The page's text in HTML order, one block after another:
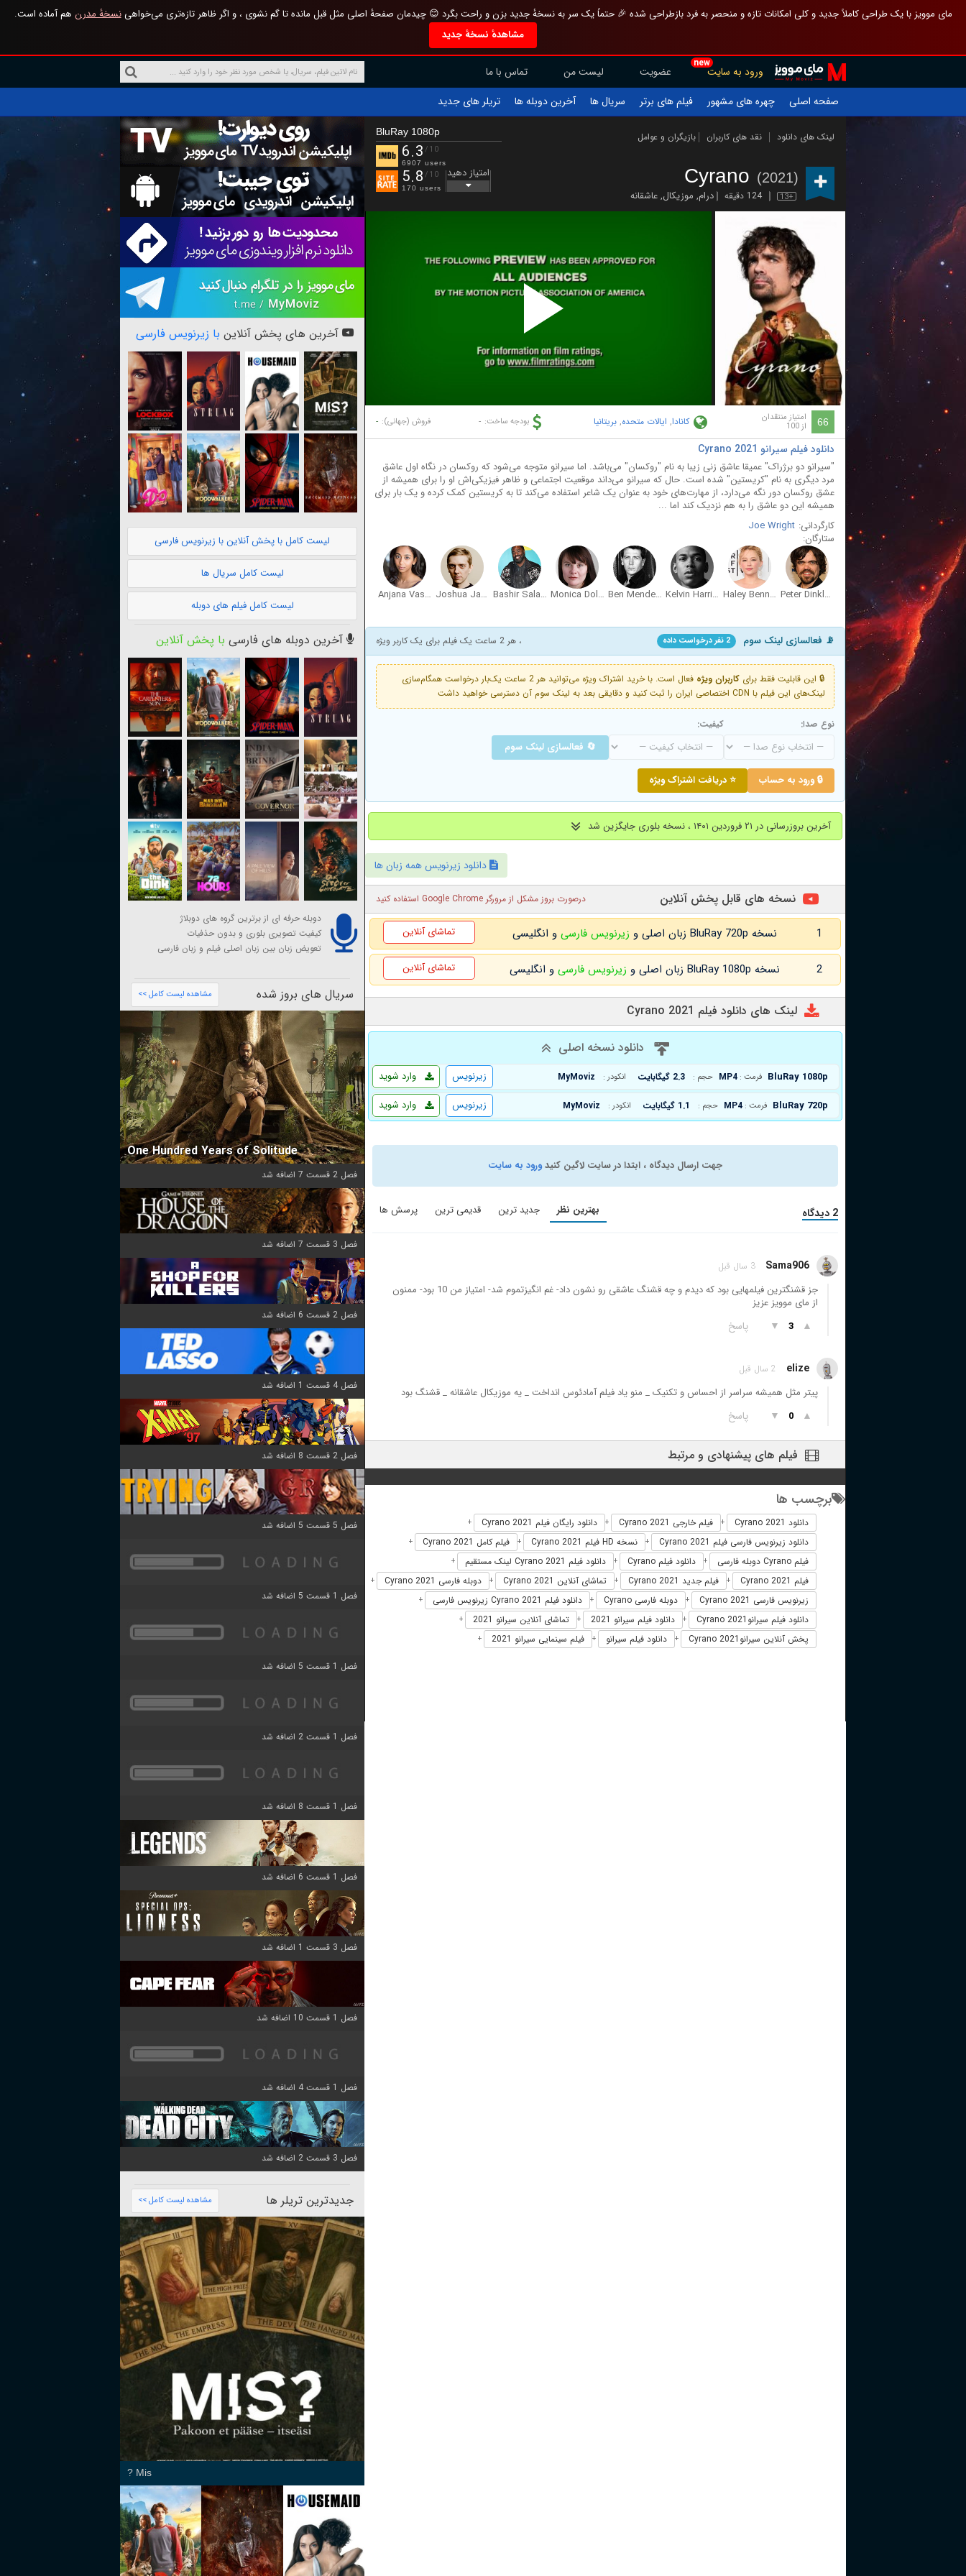
مای موویز با یک طراحی کاملاً جدید و کلی امکانات تازه و منحصر به فرد بازطراحی شده 🎉 حتماً یک سر به نسخهٔ جدید بزن و راحت بگرد 😊 چیدمان صفحهٔ اصلی مثل قبل مانده تا گم نشوی ، و اگر ظاهر تازه‌تری می‌خواهینسخهٔ مدرن هم آماده است.
مشاهدهٔ نسخهٔ جدید
new
ورود به سایت عضویت لیست من
تماس با ما
صفحه اصلی
چهره های مشهور فیلم های برتر سریال ها آخرین دوبله ها تریلر های جدید
لینک های دانلود نقد های کاربران بازیگران و عوامل
Cyrano (2021)
13+ 124 دقیقه درام, موزیکال,عاشقانه
BluRay 1080p
6.3 /10
6907 users
5.8 /10
170 users
امتیاز دهید
Play
Video
66 امتیاز منتقدان
از 100 کانادا, ایالات متحده,بریتانیا بودجه ساخت: - فروش (جهانی): -
دانلود فیلم سیرانو Cyrano 2021
"سیرانو دو برژراک" عمیقا عاشق زنی زیبا به نام "روکسان" می‌باشد. اما سیرانو متوجه می‌شود که روکسان در نگاه اول عاشق
مرد دیگری به نام "کریستین" شده است. حال که سیرانو می‌داند موقعیت اجتماعی و ظاهر فیزیکی‌اش او را برای همیشه از
عشق روکسان دور نگه می‌دارد، از مهارت‌های خود به عنوان یک شاعر استفاده می‌کند تا به کریستین کمک کرده و یک بار برای
همیشه این دو عاشق را به هم نزدیک کند اما ...
کارگردانی: Joe Wright
ستارگان:
Peter Dinklage
Haley Bennett
Kelvin Harrison Jr.
Ben Mendelsohn
Monica Dolan
Bashir Salahuddin
Joshua James
Anjana Vasan
📡 فعالسازی لینک سوم 2 نفر درخواست داده ، هر 2 ساعت یک فیلم برای یک کاربر ویژه
🔒 این قابلیت فقط برای کاربران ویژه
فعال است. با خرید اشتراک ویژه می‌توانید هر 2 ساعت یک‌بار درخواست همگام‌سازی
لینک‌های این فیلم با CDN اختصاصی ایران را ثبت کنید و دقایقی بعد به لینک سوم آن دسترسی خواهید داشت
نوع صدا: کیفیت:
🔄 فعالسازی لینک سوم
🔒 ورود به حساب ⭐ دریافت اشتراک ویژه
آخرین بروزرسانی در ۲۱ فروردین ۱۴۰۱ ، نسخه بلوری جایگزین شد
دانلود زیرنویس همه زبان ها
نسخه های قابل پخش آنلاین درصورت بروز مشکل از مرورگر Google Chrome استفاده کنید
1 نسخه BluRay 720p زبان اصلی و زیرنویس فارسی و انگلیسی تماشای آنلاین
2 نسخه BluRay 1080p زبان اصلی و زیرنویس فارسی و انگلیسی تماشای آنلاین
لینک های دانلود فیلم Cyrano 2021
دانلود نسخه اصلی
BluRay 1080p فرمت : MP4 حجم : 2.3 گیگابایت انکودر : MyMoviz وارد شوید
زیرنویس
BluRay 720p فرمت : MP4 حجم : 1.1 گیگابایت انکودر : MyMoviz وارد شوید زیرنویس
جهت ارسال دیدگاه ، ابتدا در سایت لاگین کنیدورود به سایت
2 دیدگاه بهترین نظر جدید ترین قدیمی ترین پرسش ها
Sama906 3 سال قبل
جز قشنگترین فیلمهایی بود که دیدم و چه قشنگ عاشقی رو نشون داد- غم انگیزتموم شد- امتیاز من 10 بود- ممنون
از مای موویز عزیز
▲
3
▼ پاسخ
elize 2 سال قبل
پیتر مثل همیشه سراسر از احساس و تکنیک _ منو یاد فیلم آمادئوس انداخت _ یه موزیکال عاشقانه _ قشنگ بود
▲
0
▼ پاسخ
فیلم های پیشنهادی و مرتبط
برچسب ها
دانلود Cyrano 2021 + فیلم خارجی Cyrano 2021 + دانلود رایگان فیلم Cyrano 2021 +
دانلود زیرنویس فارسی فیلم Cyrano 2021 + نسخه HD فیلم Cyrano 2021 + فیلم کامل Cyrano 2021 +
فیلم Cyrano دوبله فارسی + دانلود فیلم Cyrano + دانلود فیلم Cyrano 2021 لینک مستقیم +
فیلم Cyrano 2021 + فیلم جدید Cyrano 2021 + تماشای آنلاین Cyrano 2021 + دوبله فارسی Cyrano 2021 +
زیرنویس فارسی Cyrano 2021 + دوبله فارسی Cyrano + دانلود فیلم Cyrano 2021 زیرنویس فارسی +
دانلود فیلم سیرانوCyrano 2021 + دانلود فیلم سیرانو 2021 + تماشای آنلاین سیرانو 2021 +
پخش آنلاین سیرانوCyrano 2021 + دانلود فیلم سیرانو + فیلم سینمایی سیرانو 2021 +
آخرین های پخش آنلاین با زیرنویس فارسی
لیست کامل با پخش آنلاین با زیرنویس فارسی
لیست کامل سریال ها
لیست کامل فیلم های دوبله
آخرین دوبله های فارسی با پخش آنلاین
دوبله حرفه ای از برترین گروه های دوبلاژ
کیفیت تصویری بلوری و بدون حذفیات
تعویض زبان بین زبان اصلی فیلم و زبان فارسی
سریال های بروز شده مشاهده لیست کامل >>
One Hundred Years of Solitude
فصل 2 قسمت 7 اضافه شد
فصل 3 قسمت 7 اضافه شد
فصل 2 قسمت 6 اضافه شد
فصل 4 قسمت 1 اضافه شد
فصل 2 قسمت 8 اضافه شد
فصل 5 قسمت 5 اضافه شد
فصل 1 قسمت 5 اضافه شد
فصل 1 قسمت 5 اضافه شد
فصل 1 قسمت 2 اضافه شد
فصل 1 قسمت 8 اضافه شد
فصل 1 قسمت 6 اضافه شد
فصل 3 قسمت 1 اضافه شد
فصل 1 قسمت 10 اضافه شد
فصل 1 قسمت 4 اضافه شد
فصل 3 قسمت 2 اضافه شد
جدیدترین تریلر ها مشاهده لیست کامل >>
Mis ?